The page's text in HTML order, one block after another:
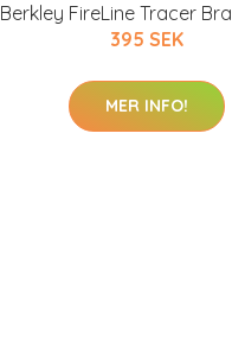
Berkley FireLine Tracer
395 SEK
MER INFO!